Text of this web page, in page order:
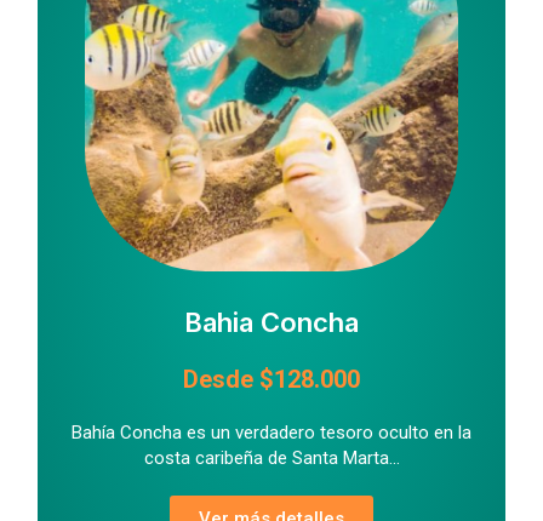
Bahia Concha
Desde $128.000
Bahía Concha es un verdadero tesoro oculto en la
costa caribeña de Santa Marta...